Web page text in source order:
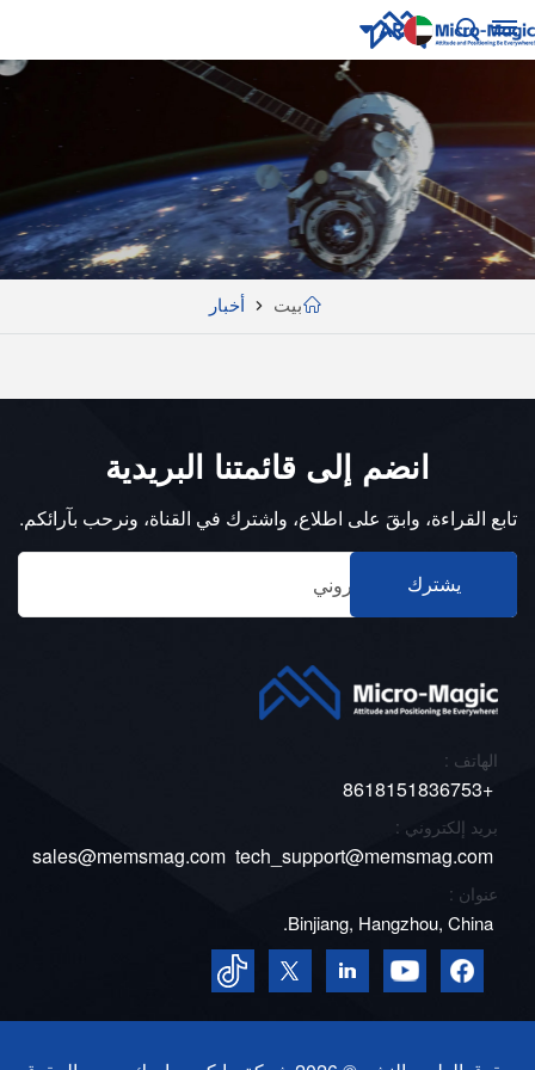
AR
English
русский
Español
Português
بيت أخبار
انضم إلى قائمتنا البريدية
تابع القراءة، وابقَ على اطلاع، واشترك في القناة، ونرحب بآرائكم.
يشترك
الهاتف :
+8618151836753
بريد إلكتروني :
sales@memsmag.com tech_support@memsmag.com
عنوان :
Binjiang, Hangzhou, China.